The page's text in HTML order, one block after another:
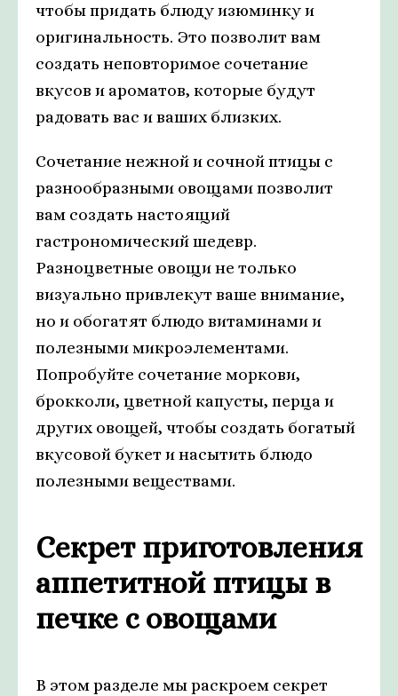
чтобы придать блюду изюминку и
оригинальность. Это позволит вам
создать неповторимое сочетание
вкусов и ароматов, которые будут
радовать вас и ваших близких.
Сочетание нежной и сочной птицы с
разнообразными овощами позволит
вам создать настоящий
гастрономический шедевр.
Разноцветные овощи не только
визуально привлекут ваше внимание,
но и обогатят блюдо витаминами и
полезными микроэлементами.
Попробуйте сочетание моркови,
брокколи, цветной капусты, перца и
других овощей, чтобы создать богатый
вкусовой букет и насытить блюдо
полезными веществами.
Секрет приготовления
аппетитной птицы в
печке с овощами
В этом разделе мы раскроем секрет